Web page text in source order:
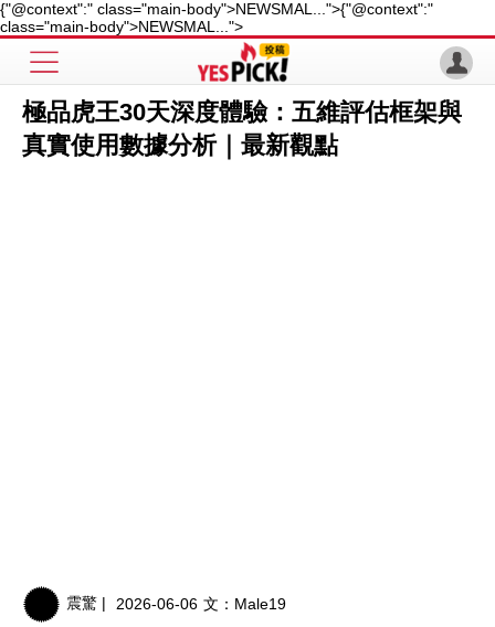
{"@context":" class="main-body">NEWSMAL...">{"@context":"
class="main-body">NEWSMAL...">
極品虎王30天深度體驗：五維評估框架與
真實使用數據分析｜最新觀點
震驚 | 2026-06-06 文： Male19